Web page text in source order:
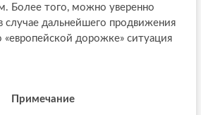
Более того, можно уверенно
случае дальнейшего продвижения
«европейской дорожке» ситуация
Примечание